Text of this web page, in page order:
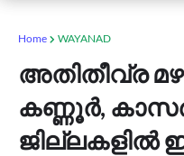
Home WAYANAD
അതിതീവ്ര
കണ്ണൂർ,
ജില്ലകളിൽ